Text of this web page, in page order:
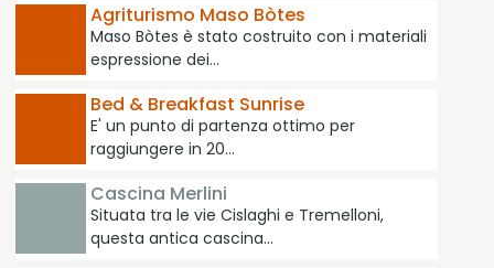
Agriturismo Maso Bòtes
Maso Bòtes è stato costruito con i materiali
espressione dei…
Bed & Breakfast Sunrise
E' un punto di partenza ottimo per
raggiungere in 20…
Cascina Merlini
Situata tra le vie Cislaghi e Tremelloni,
questa antica cascina…